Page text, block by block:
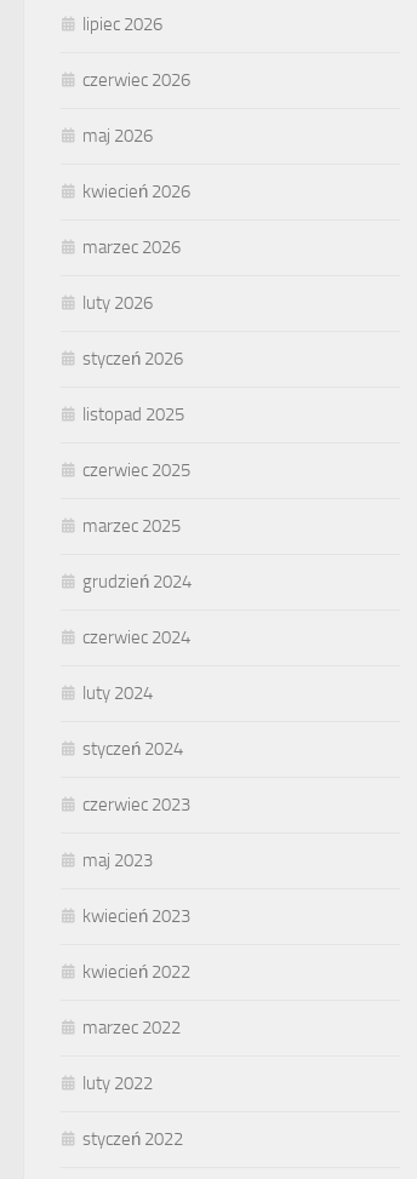
lipiec 2026
czerwiec 2026
maj 2026
kwiecień 2026
marzec 2026
luty 2026
styczeń 2026
listopad 2025
czerwiec 2025
marzec 2025
grudzień 2024
czerwiec 2024
luty 2024
styczeń 2024
czerwiec 2023
maj 2023
kwiecień 2023
kwiecień 2022
marzec 2022
luty 2022
styczeń 2022